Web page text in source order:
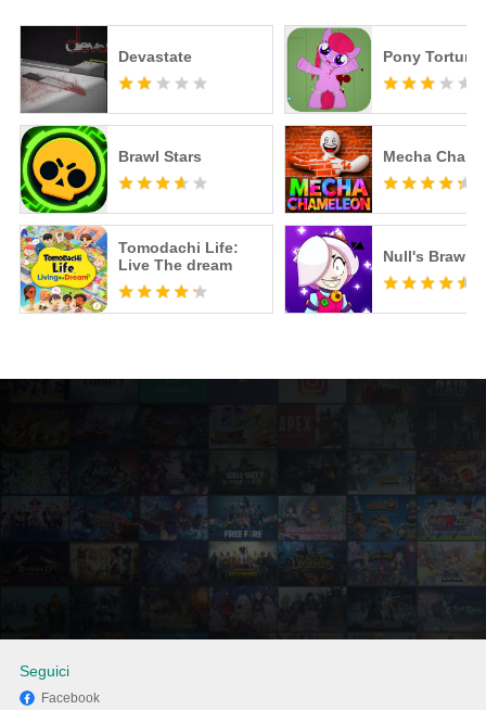
Devastate
Brawl Stars
Tomodachi Life:
Live The dream
Pony Torture
Mecha
Null's Brawl
Seguici
Facebook